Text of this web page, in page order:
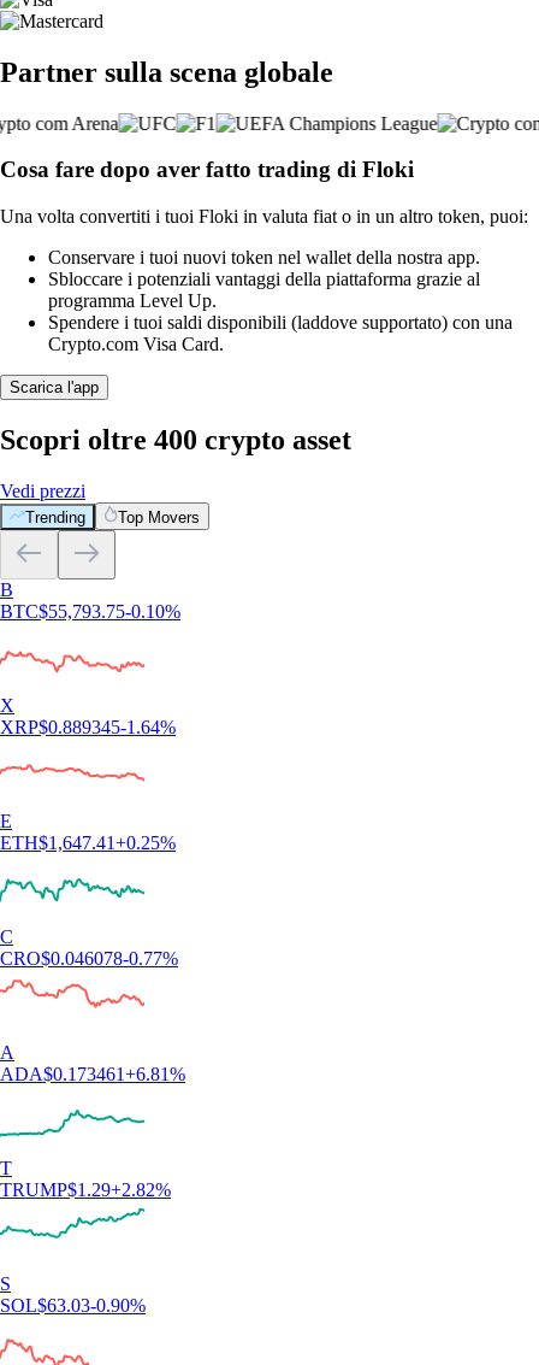
Partner sulla scena globale
Cosa fare dopo aver fatto trading di Floki
Una volta convertiti i tuoi Floki in valuta fiat o in un altro token, puoi:
Conservare i tuoi nuovi token nel wallet della nostra app.
Sbloccare i potenziali vantaggi della piattaforma grazie al
programma Level Up.
Spendere i tuoi saldi disponibili (laddove supportato) con una
Crypto.com Visa Card.
Scarica l'app
Scopri oltre 400 crypto asset
Vedi prezzi
Trending Top Movers
Cosa dicono i nostri clienti
4.7
4.5
660k Reviews
Facile da usare e con un supporto unico nel suo genere».
-Utente verificato
«Dopo anni su Coinbase e Kraken, Crypto.com è la mia scelta